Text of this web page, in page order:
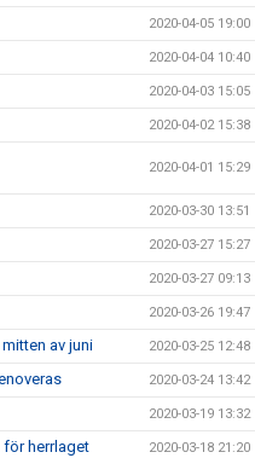
2020-04-05 19:00
2020-04-04 10:40
2020-04-03 15:05
2020-04-02 15:38
2020-04-01 15:29
2020-03-30 13:51
2020-03-27 15:27
2020-03-27 09:13
2020-03-26 19:47
av juni 2020-03-25 12:48
2020-03-24 13:42
2020-03-19 13:32
för herrlaget 2020-03-18 21:20